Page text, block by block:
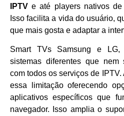
IPTV e até players nativos
Isso facilita a vida do usuário,
que mais gosta e adaptar a
Smart TVs Samsung e LG,
sistemas diferentes que nem
com todos os serviços de
essa limitação oferecendo
aplicativos específicos que
navegador. Isso amplia o